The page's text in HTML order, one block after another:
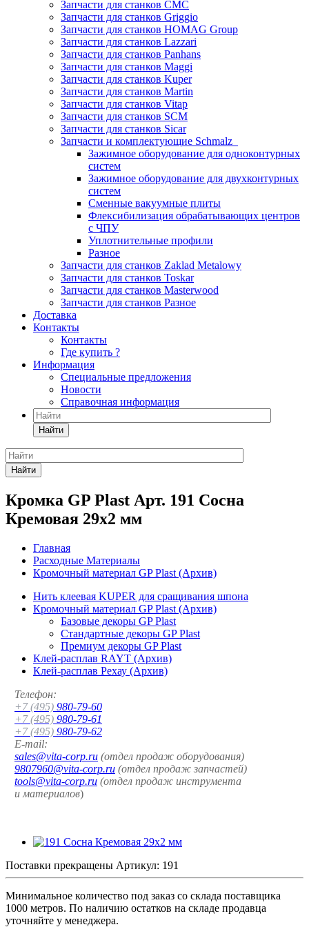
Запчасти для станков CMC
Запчасти для станков Griggio
Запчасти для станков HOMAG Group
Запчасти для станков Lazzari
Запчасти для станков Panhans
Запчасти для станков Maggi
Запчасти для станков Kuper
Запчасти для станков Martin
Запчасти для станков Vitap
Запчасти для станков SCM
Запчасти для станков Sicar
Запчасти и комплектующие Schmalz
Зажимное оборудование для одноконтурных
систем
Зажимное оборудование для двухконтурных
систем
Сменные вакуумные плиты
Флексибилизация обрабатывающих центров
с ЧПУ
Уплотнительные профили
Разное
Запчасти для станков Zaklad Metalowy
Запчасти для станков Toskar
Запчасти для станков Masterwood
Запчасти для станков Разное
Доставка
Контакты
Контакты
Где купить ?
Информация
Специальные предложения
Новости
Справочная информация
Найти
Найти
Кромка GP Plast Арт. 191 Сосна
Кремовая 29x2 мм
Главная
Расходные Материалы
Кромочный материал GP Plast (Архив)
Нить клеевая KUPER для сращивания шпона
Кромочный материал GP Plast (Архив)
Базовые декоры GP Plast
Стандартные декоры GP Plast
Премиум декоры GP Plast
Клей-расплав RAYT (Архив)
Клей-расплав Рехау (Архив)
Телефон:
+7 (495) 980-79-60
+7 (495) 980-79-61
+7 (495) 980-79-62
E-mail:
sales@vita-corp.ru (отдел продаж оборудования)
9807960@vita-corp.ru (отдел продаж запчастей)
tools@vita-corp.ru (отдел продаж инструмента
и материалов)
Поставки прекращены Артикул: 191
Минимальное количество под заказ со склада поставщика
1000 метров. По наличию остатков на складе продавца
уточняйте у менеджера.